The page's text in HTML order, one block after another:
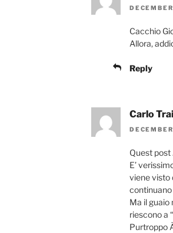
Cacchio
Allora,
Reply
Carlo
Quest post
E’
viene visto
Ma il guaio
riescono a
Purtroppo